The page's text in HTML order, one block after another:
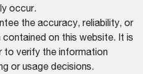
occur.
the accuracy, reliability, or
on this website. It is
to verify the information
or usage decisions.